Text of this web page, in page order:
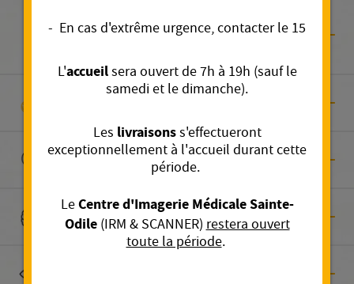
Chirurgie plastique reconstructrice et
Médecine interne
Neurologie
- En cas d'extrême urgence, contacter le 15
L'accueilsera ouvert de 7h à 19h (sauf le
samedi et le dimanche).
Les livraisonss'effectueront
exceptionnellement à l'accueil durant cette
période.
LeCentre d'Imagerie Médicale Sainte-
Odile(IRM & SCANNER)restera ouvert
toute la période.